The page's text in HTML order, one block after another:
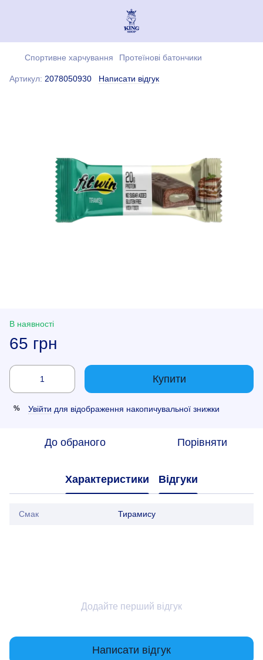
Спортивне харчування Протеїнові батончики
Артикул: 2078050930 Написати відгук
В наявності
65 грн
Купити
% Увійти для відображення накопичувальної знижки
До обраного Порівняти
Характеристики Відгуки
Смак Тирамису
Додайте перший відгук
Написати відгук